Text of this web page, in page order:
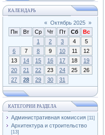
КАЛЕНДАРЬ
« Октябрь 2025 »
Пн
Вт Ср Чт Пт Сб
Вс
1
2 3 4
5
6
7 8 9 10 11
12
13
14 15 16 17 18
19
20
21 22 23 24 25
26
27
28 29 30 31
КАТЕГОРИИ РАЗДЕЛА
Административная комиссия [11]
Архитектура и строительство
[13]